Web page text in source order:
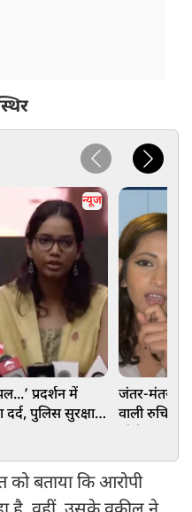
न्यूज
प्रदर्शन में
पुलिस सुरक्षा
जंतर-मंतर
वाली रुचिका
बताया कि आरोपी